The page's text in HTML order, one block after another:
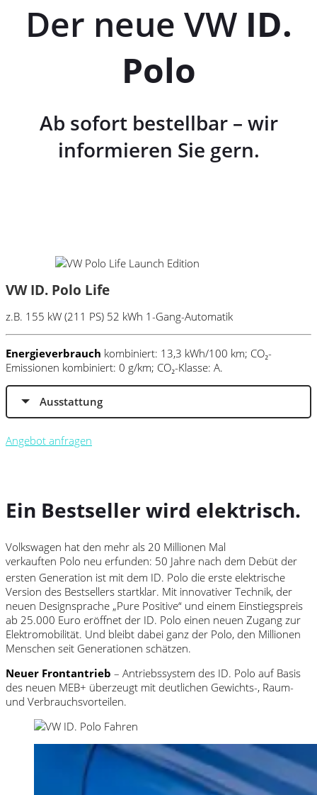
Der neue VW ID.
Polo
Ab sofort bestellbar – wir
informieren Sie gern.
VW ID. Polo Life
z.B. 155 kW (211 PS) 52 kWh 1-Gang-Automatik
Energieverbrauch kombiniert: 13,3 kWh/100 km; CO₂-
Emissionen kombiniert: 0 g/km; CO₂-Klasse: A.
Ausstattung
Angebot anfragen
Ein Bestseller wird elektrisch.
Volkswagen hat den mehr als 20 Millionen Mal
verkauften Polo neu erfunden: 50 Jahre nach dem Debüt der
ersten Generation ist mit dem ID. Polo⁠ die erste elektrische
Version des Bestsellers startklar. Mit innovativer Technik, der
neuen Designsprache „Pure Positive“ und einem Einstiegspreis
ab 25.000 Euro eröffnet der ID. Polo einen neuen Zugang zur
Elektromobilität. Und bleibt dabei ganz der Polo, den Millionen
Menschen seit Generationen schätzen.
Neuer Frontantrieb – Antriebssystem des ID. Polo auf Basis
des neuen MEB+ überzeugt mit deutlichen Gewichts-, Raum-
und Verbrauchsvorteilen.